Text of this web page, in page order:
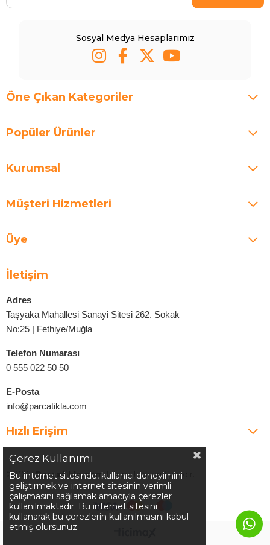
Sosyal Medya Hesaplarımız
Öne Çıkan Kategoriler
Popüler Ürünler
Kurumsal
Müşteri Hizmetleri
Üye
İletişim
Adres
Taşyaka Mahallesi Sanayi Sitesi 262. Sokak
No:25 | Fethiye/Muğla
Telefon Numarası
0 555 022 50 50
E-Posta
info@parcatikla.com
Hızlı Erişim
©2025Parcatikla.com| Tüm Hakları Saklıdır.
Çerez Kullanımı
Bu internet sitesinde, kullanıcı deneyimini
geliştirmek ve internet sitesinin verimli
çalışmasını sağlamak amacıyla çerezler
kullanılmaktadır. Bu internet sitesini
kullanarak bu çerezlerin kullanılmasını kabul
etmiş olursunuz.